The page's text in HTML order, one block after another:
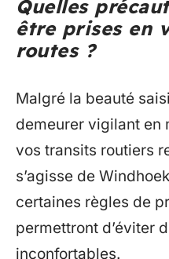
Quelles
être prises en
routes ?
Malgré la beauté
demeurer vigilant en
vos transits routiers
s’agisse de
certaines règles de
permettront d’éviter
inconfortables.